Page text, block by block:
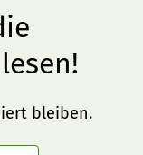
bleiben.